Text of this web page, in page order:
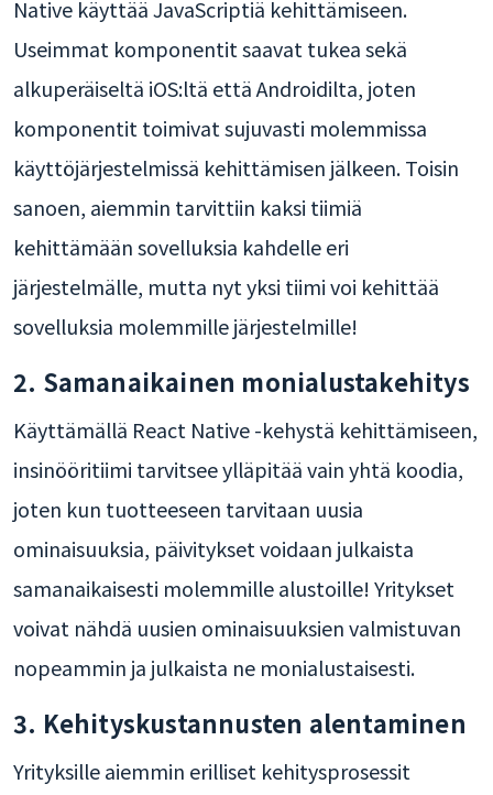
Native käyttää JavaScriptiä kehittämiseen.
Useimmat komponentit saavat tukea sekä
alkuperäiseltä iOS:ltä että Androidilta, joten
komponentit toimivat sujuvasti molemmissa
käyttöjärjestelmissä kehittämisen jälkeen. Toisin
sanoen, aiemmin tarvittiin kaksi tiimiä
kehittämään sovelluksia kahdelle eri
järjestelmälle, mutta nyt yksi tiimi voi kehittää
sovelluksia molemmille järjestelmille!
2. Samanaikainen monialustakehitys
Käyttämällä React Native -kehystä kehittämiseen,
insinööritiimi tarvitsee ylläpitää vain yhtä koodia,
joten kun tuotteeseen tarvitaan uusia
ominaisuuksia, päivitykset voidaan julkaista
samanaikaisesti molemmille alustoille! Yritykset
voivat nähdä uusien ominaisuuksien valmistuvan
nopeammin ja julkaista ne monialustaisesti.
3. Kehityskustannusten alentaminen
Yrityksille aiemmin erilliset kehitysprosessit